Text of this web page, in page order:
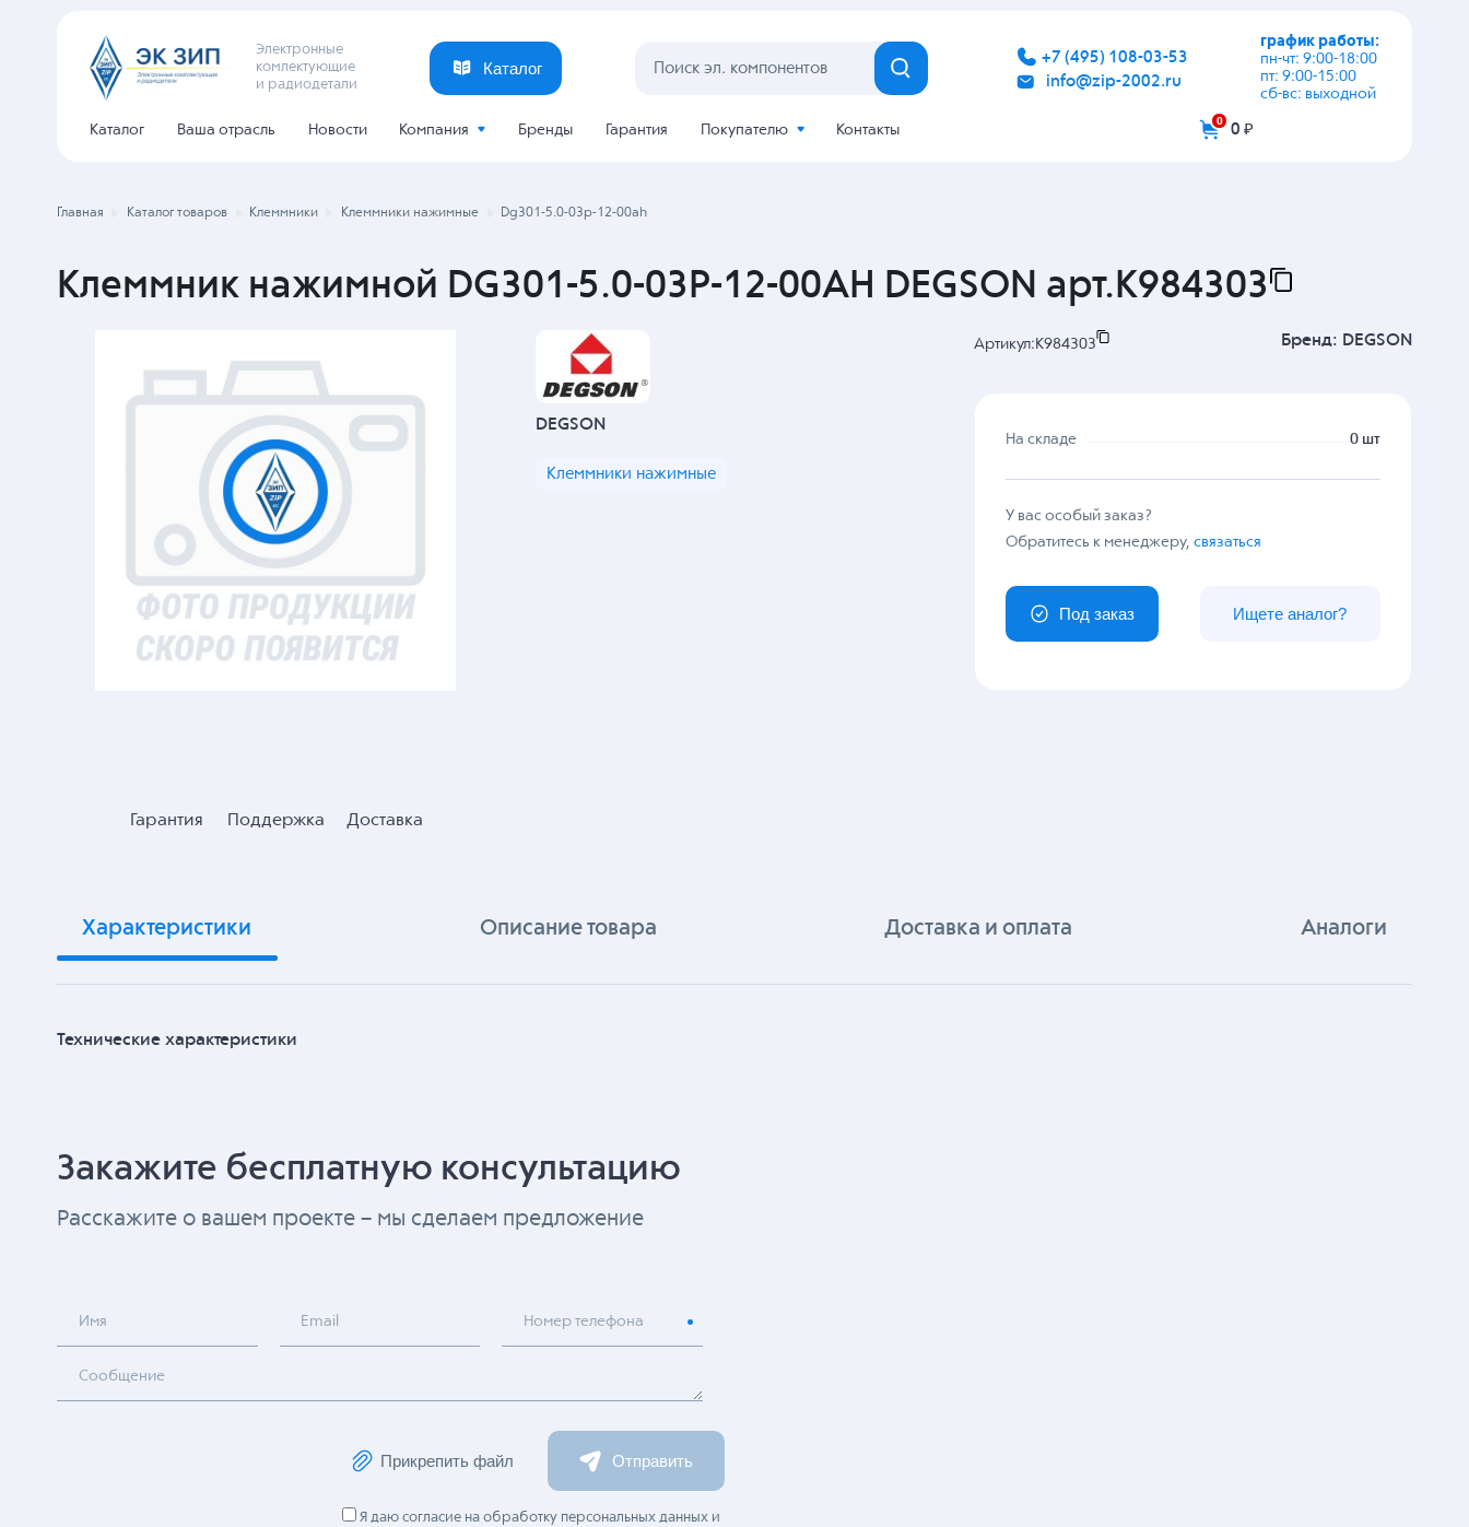
Электронные
комлектующие
и радиодетали
Каталог
+7 (495) 108-03-53
info@zip-2002.ru
график работы:
пн-чт: 9:00-18:00
пт: 9:00-15:00
сб-вс: выходной
Каталог Ваша отрасль Новости Компания Бренды Гарантия Покупателю Контакты
0 0 ₽
Главная Каталог товаров Клеммники Клеммники нажимные Dg301-5.0-03p-12-00ah
Клеммник нажимной DG301-5.0-03P-12-00AH DEGSON арт.K984303
Гарантия Поддержка Доставка
DEGSON
Клеммники нажимные
Артикул: K984303 Бренд: DEGSON
На складе 0 шт
У вас особый заказ?
Обратитесь к менеджеру,связаться
Под заказ Ищете аналог?
Характеристики Описание товара Доставка и оплата Аналоги
Технические характеристики
Закажите бесплатную консультацию
Расскажите о вашем проекте – мы сделаем предложение
Имя Email Номер телефона
Сообщение
Прикрепить файл Отправить
Я даю согласие на обработку персональных данных и